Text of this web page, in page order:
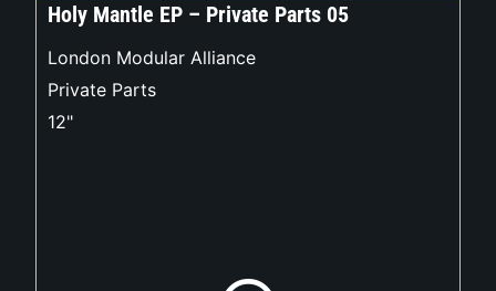
Holy Mantle EP – Private Parts 05
London Modular Alliance
Private Parts
12"